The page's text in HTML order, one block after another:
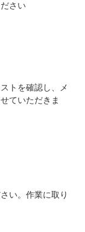
さい
トを確認し、メ
ていただきま
い。作業に取り